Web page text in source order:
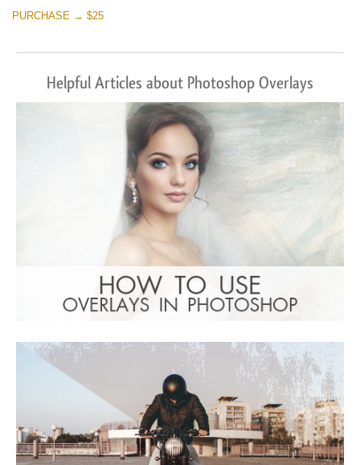
PURCHASE → $25
Helpful Articles about Photoshop Overlays